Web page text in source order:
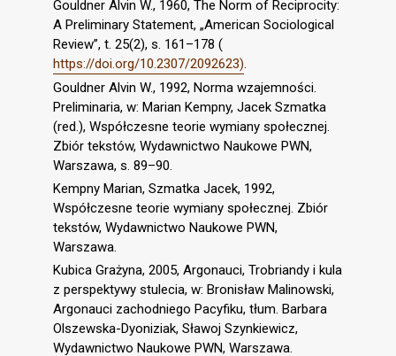
Gouldner Alvin W., 1960, The Norm of Reciprocity:
A Preliminary Statement, „American Sociological
Review”, t. 25(2), s. 161–178 (
https://doi.org/10.2307/2092623).
Gouldner Alvin W., 1992, Norma wzajemności.
Preliminaria, w: Marian Kempny, Jacek Szmatka
(red.), Współczesne teorie wymiany społecznej.
Zbiór tekstów, Wydawnictwo Naukowe PWN,
Warszawa, s. 89–90.
Kempny Marian, Szmatka Jacek, 1992,
Współczesne teorie wymiany społecznej. Zbiór
tekstów, Wydawnictwo Naukowe PWN,
Warszawa.
Kubica Grażyna, 2005, Argonauci, Trobriandy i kula
z perspektywy stulecia, w: Bronisław Malinowski,
Argonauci zachodniego Pacyfiku, tłum. Barbara
Olszewska-Dyoniziak, Sławoj Szynkiewicz,
Wydawnictwo Naukowe PWN, Warszawa.